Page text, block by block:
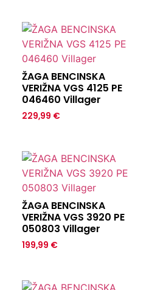
ŽAGA BENCINSKA
VERIŽNA VGS 4125 PE
046460 Villager
229,99 €
ŽAGA BENCINSKA
VERIŽNA VGS 3920 PE
050803 Villager
199,99 €